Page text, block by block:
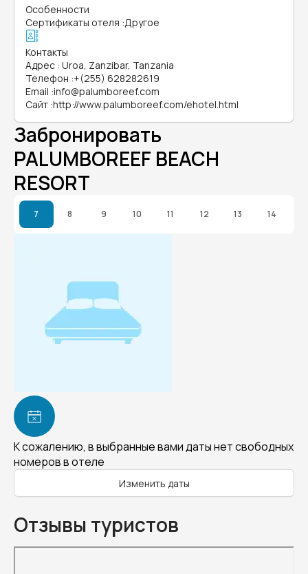
Особенности
Сертификаты отеля :Другое
Контакты
Адрес : Uroa, Zanzibar, Tanzania
Телефон :+(255) 628282619
Email :info@palumboreef.com
Сайт :http://www.palumboreef.com/ehotel.html
Забронировать
PALUMBOREEF BEACH
RESORT
7 8 9 10 11 12 13 14
К сожалению, в выбранные вами даты нет свободных
номеров в отеле
Изменить даты
Отзывы туристов